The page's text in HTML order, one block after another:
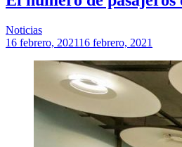
Noticias
16 febrero, 202116 febrero, 2021